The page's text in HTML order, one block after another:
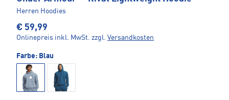
Herren Hoodies
€ 59,99
Onlinepreis inkl. MwSt. zzgl. Versandkosten
Farbe: Blau